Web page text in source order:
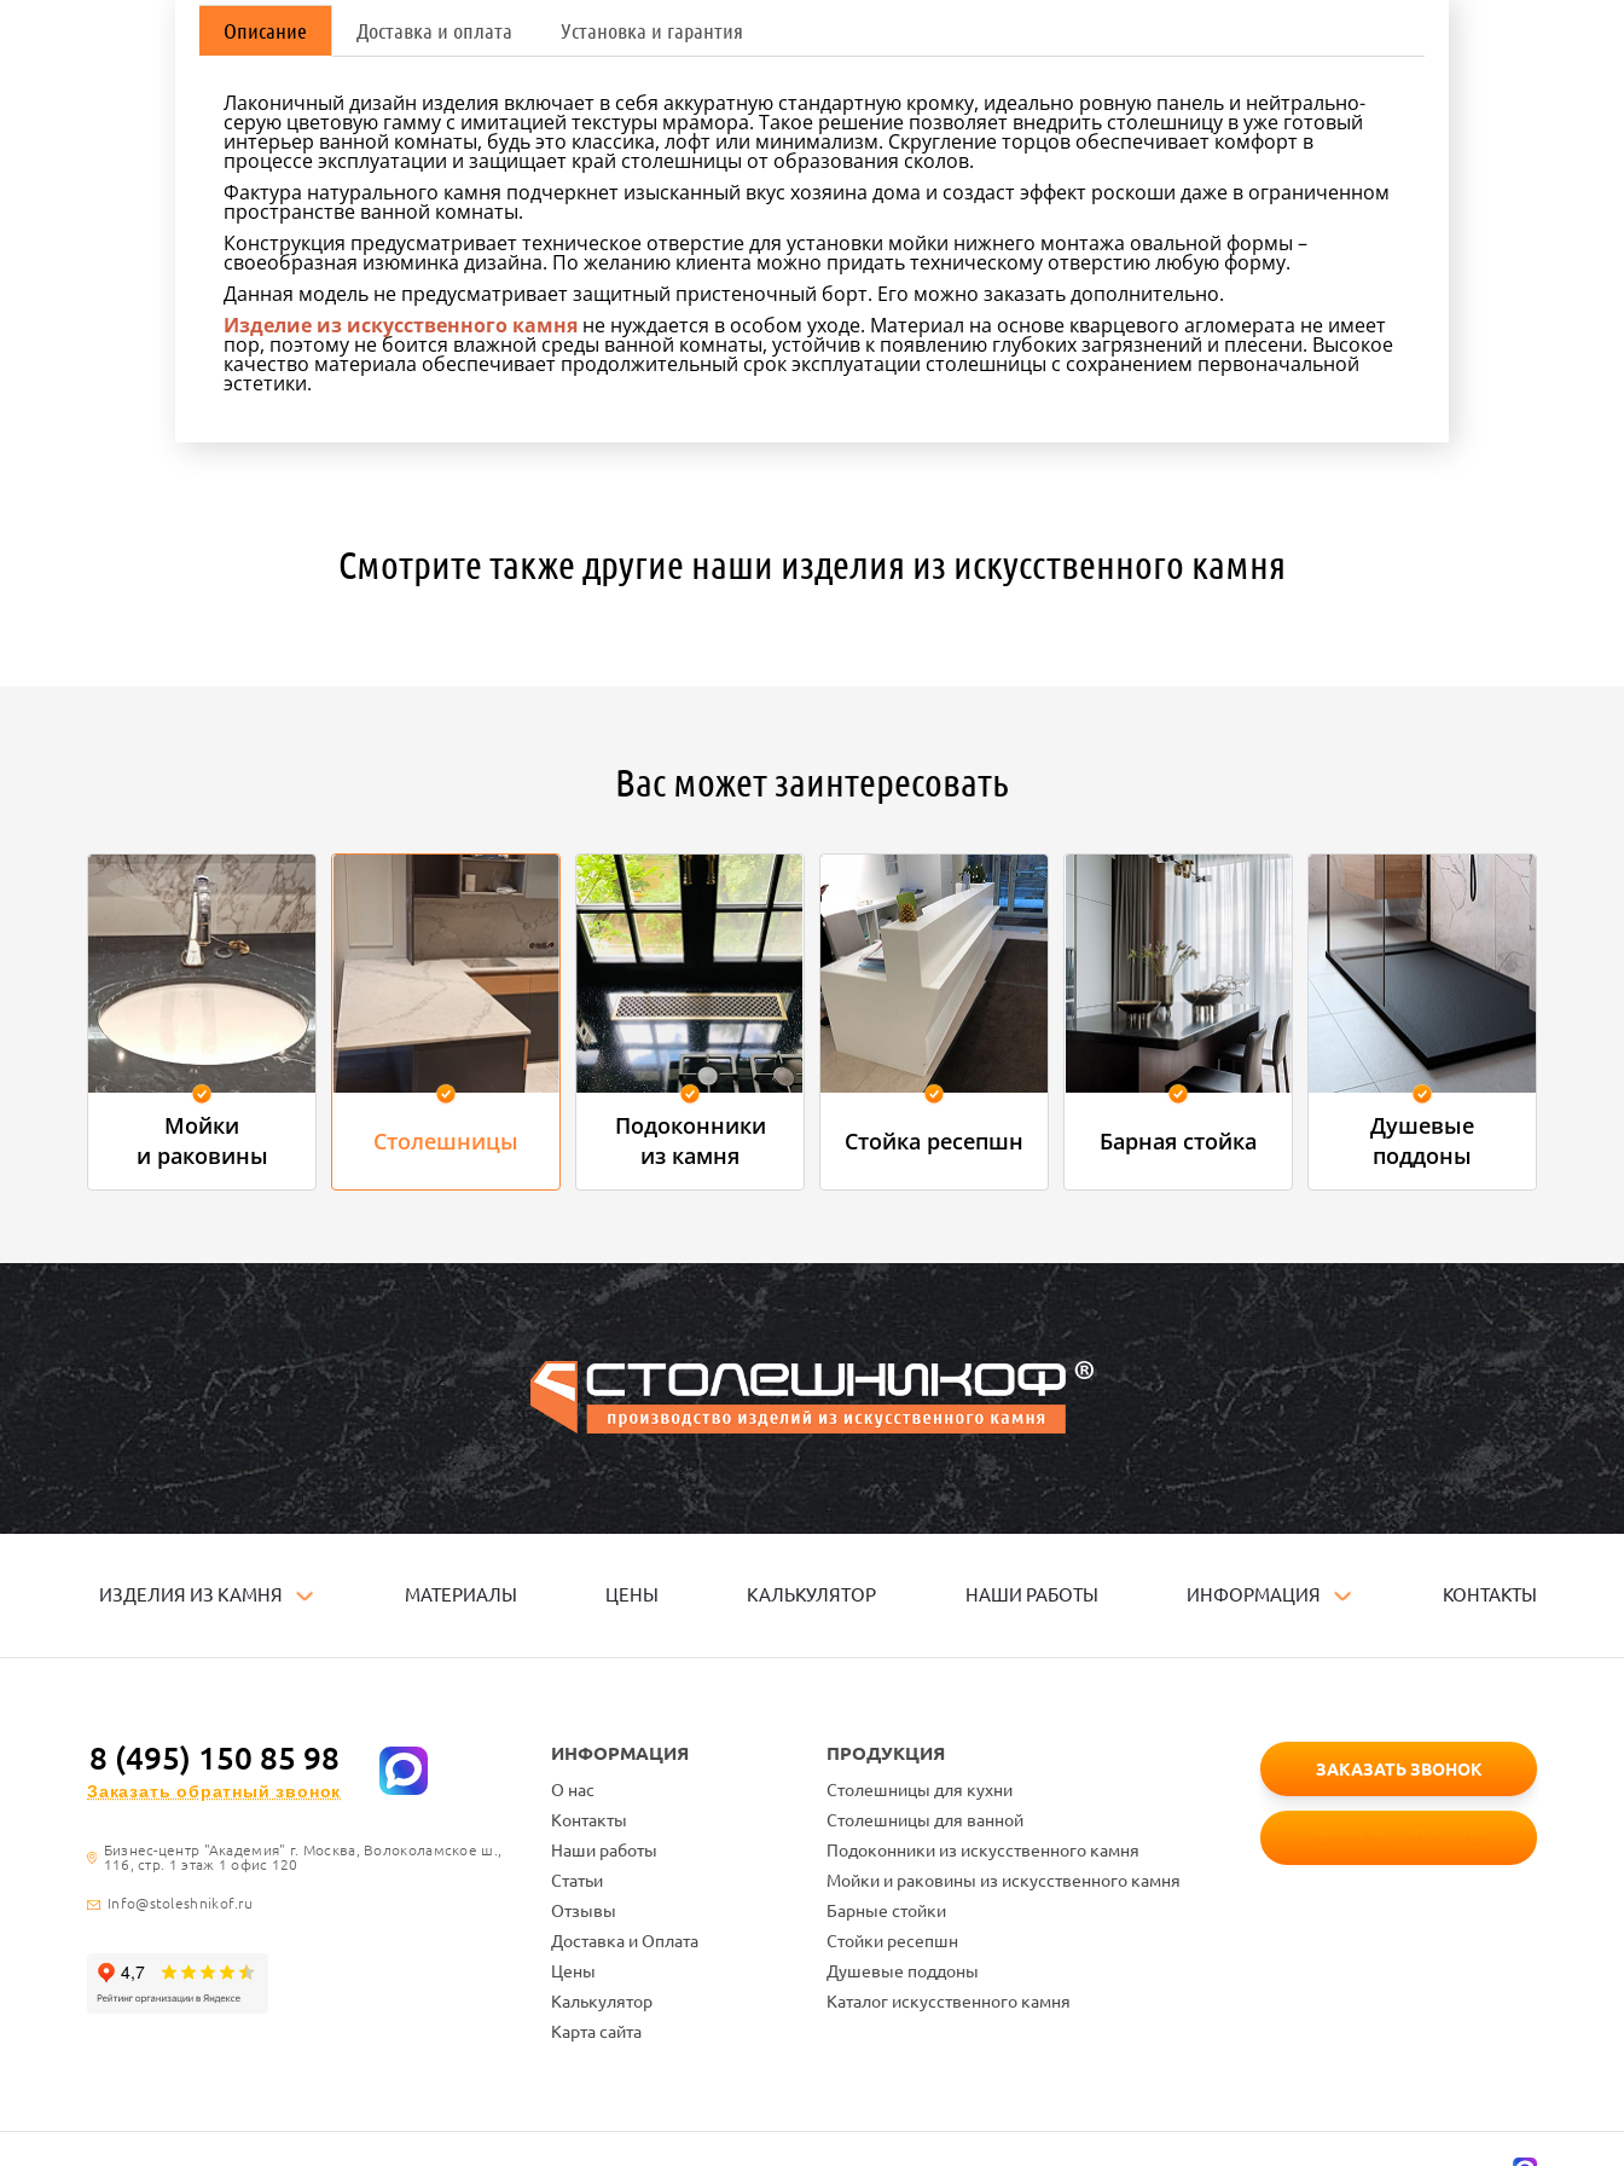
Описание Доставка и оплата Установка и гарантия
Лаконичный дизайн изделия включает в себя аккуратную стандартную кромку, идеально ровную панель и нейтрально-
серую цветовую гамму с имитацией текстуры мрамора. Такое решение позволяет внедрить столешницу в уже готовый
интерьер ванной комнаты, будь это классика, лофт или минимализм. Скругление торцов обеспечивает комфорт в
процессе эксплуатации и защищает край столешницы от образования сколов.
Фактура натурального камня подчеркнет изысканный вкус хозяина дома и создаст эффект роскоши даже в ограниченном
пространстве ванной комнаты.
Конструкция предусматривает техническое отверстие для установки мойки нижнего монтажа овальной формы –
своеобразная изюминка дизайна. По желанию клиента можно придать техническому отверстию любую форму.
Данная модель не предусматривает защитный пристеночный борт. Его можно заказать дополнительно.
Изделие из искусственного камня не нуждается в особом уходе. Материал на основе кварцевого агломерата не имеет
пор, поэтому не боится влажной среды ванной комнаты, устойчив к появлению глубоких загрязнений и плесени. Высокое
качество материала обеспечивает продолжительный срок эксплуатации столешницы с сохранением первоначальной
эстетики.
Смотрите также другие наши изделия из искусственного камня
Вас может заинтересовать
Мойки
и раковины
Столешницы
Подоконники
из камня
Стойка ресепшн Барная стойка
Душевые
поддоны
ИЗДЕЛИЯ ИЗ КАМНЯ МАТЕРИАЛЫ ЦЕНЫ КАЛЬКУЛЯТОР НАШИ РАБОТЫ ИНФОРМАЦИЯ КОНТАКТЫ
8 (495) 150 85 98
Заказать обратный звонок
Бизнес-центр "Академия" г. Москва, Волоколамское ш.,
116, стр. 1 этаж 1 офис 120
Info@stoleshnikof.ru
ИНФОРМАЦИЯ
О нас
Контакты
Наши работы
Статьи
Отзывы
Доставка и Оплата
Цены
Калькулятор
Карта сайта
ПРОДУКЦИЯ
Столешницы для кухни
Столешницы для ванной
Подоконники из искусственного камня
Мойки и раковины из искусственного камня
Барные стойки
Стойки ресепшн
Душевые поддоны
Каталог искусственного камня
ЗАКАЗАТЬ ЗВОНОК